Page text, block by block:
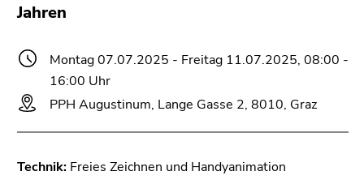
Sie diesen
Inhalt
(Zugriffstaste
1)
Positionsanzeige
Jahren
Montag 07.07.2025 - Freitag 11.07.2025, 08:00 -
16:00 Uhr
PPH Augustinum, Lange Gasse 2, 8010, Graz
Technik: Freies Zeichnen und Handyanimation